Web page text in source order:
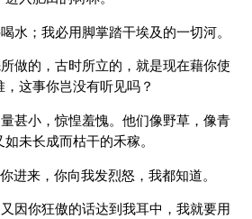
水；我必用脚掌踏干埃及的一切河。
做的，古时所立的，就是现在藉你使
这事你岂没有听见吗？
甚小，惊惶羞愧。他们像野草，像青
未长成而枯干的禾稼。
进来，你向我发烈怒，我都知道。
因你狂傲的话达到我耳中，我就要用